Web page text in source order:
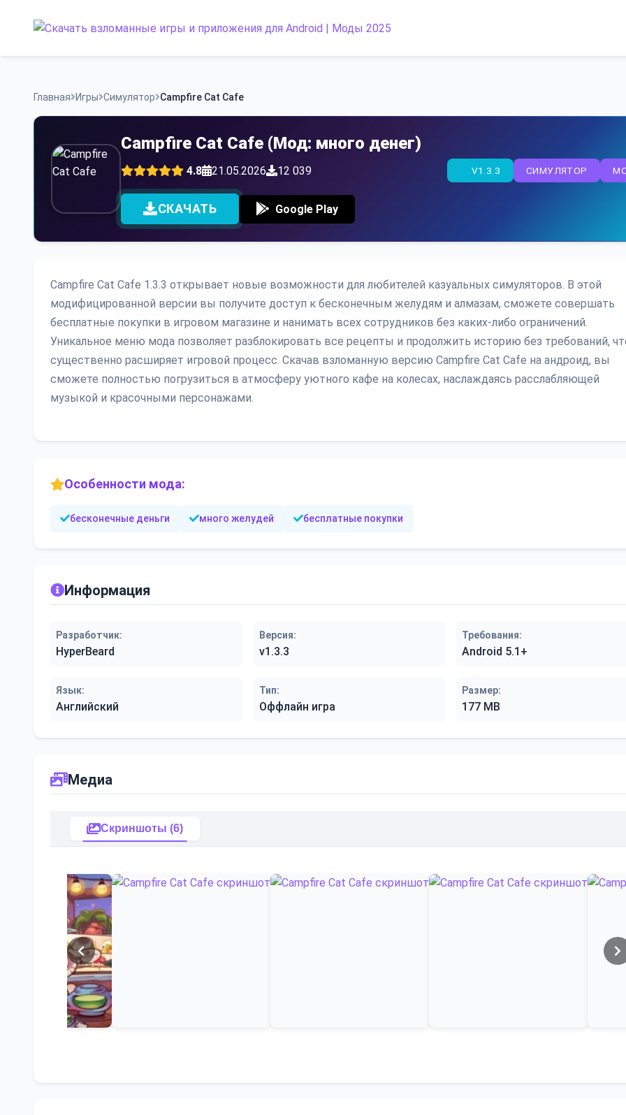
Главная Игры Симулятор Campfire Cat Cafe
Campfire Cat Cafe (Мод: много денег)
4.8 21.05.2026 12 039 СИМУЛЯТОР
V1.3.3
СКАЧАТЬ Google Play
Campfire Cat Cafe 1.3.3 открывает новые возможности для любителей казуальных симуляторов. В этой
модифицированной версии вы получите доступ к бесконечным желудям и алмазам, сможете совершать
бесплатные покупки в игровом магазине и нанимать всех сотрудников без каких-либо ограничений.
Уникальное меню мода позволяет разблокировать все рецепты и продолжить историю без требований,
существенно расширяет игровой процесс. Скачав взломанную версию Campfire Cat Cafe на андроид, вы
сможете полностью погрузиться в атмосферу уютного кафе на колесах, наслаждаясь расслабляющей
музыкой и красочными персонажами.
Особенности мода:
бесконечные деньги много желудей бесплатные покупки
Информация
Разработчик:
HyperBeard
Версия:
v1.3.3
Требования:
Android 5.1+
Язык:
Английский
Тип:
Оффлайн игра
Размер:
177 MB
Медиа
Скриншоты (6)